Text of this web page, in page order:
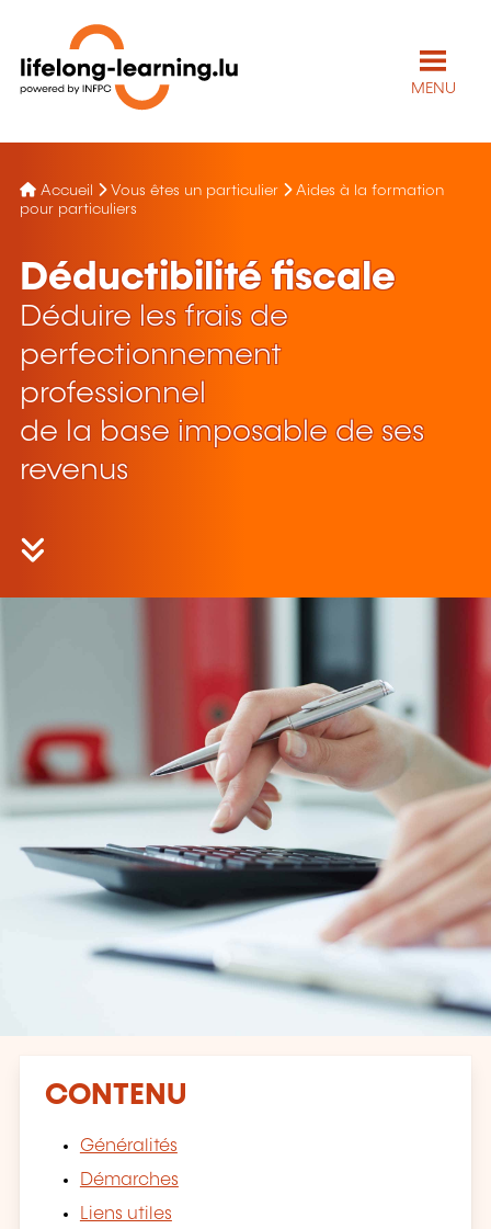
MENU
Accueil Vous êtes un particulier
Aides à la formation
pour particuliers
Déductibilité fiscale
Déduire les frais de
perfectionnement
professionnel
de la base imposable de ses
revenus
CONTENU
Généralités
Démarches
Liens utiles